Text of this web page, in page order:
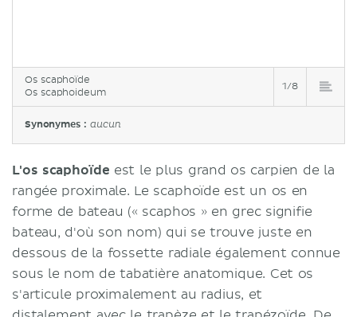
Os scaphoïde
Os scaphoideum
1/8
Synonymes :aucun
L'os scaphoïde est le plus grand os carpien de la
rangée proximale. Le scaphoïde est un os en
forme de bateau (« scaphos » en grec signifie
bateau, d'où son nom) qui se trouve juste en
dessous de la fossette radiale également connue
sous le nom de tabatière anatomique. Cet os
s'articule proximalement au radius, et